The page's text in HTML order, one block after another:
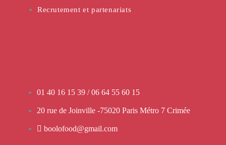
Recrutement et partenariats
01 40 16 15 39 / 06 64 55 60 15
20 rue de Joinville -75020 Paris Métro 7 Crimée
boolofood@gmail.com